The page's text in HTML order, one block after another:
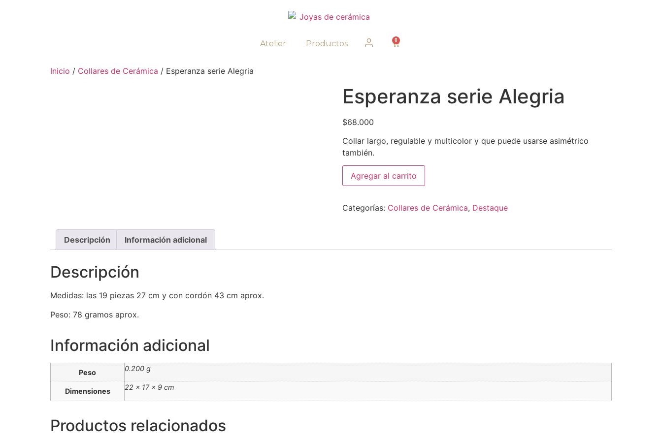
Atelier Productos 0
Inicio / Collares de Cerámica / Esperanza serie Alegria
Esperanza serie Alegria
$68.000
Collar largo, regulable y multicolor y que puede usarse asimétrico
también.
Agregar al carrito
Categorías: Collares de Cerámica, Destaque
Descripción Información adicional
Descripción
Medidas: las 19 piezas 27 cm y con cordón 43 cm aprox.
Peso: 78 gramos aprox.
Información adicional
Peso 0.200 g
Dimensiones 22 × 17 × 9 cm
Productos relacionados